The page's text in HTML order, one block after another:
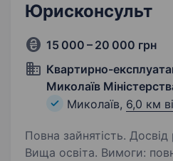
Юрисконсульт
15 000 – 20 000 грн
Квартирно-
Миколаїв
Миколаїв, 6,0 км
Повна зайнятість. Досвід
Вища освіта. Вимоги: повна вища освіта